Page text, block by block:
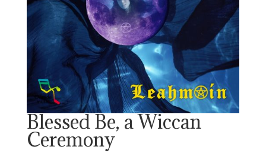
Blessed Be, a Wiccan
Ceremony